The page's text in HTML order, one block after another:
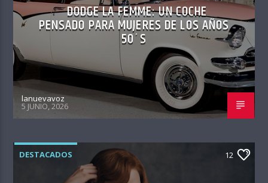
DODGE LA FEMME: UN COCHE
PENSADO PARA MUJERES DE LOS AÑOS
50´S
lanuevavoz
5 JUNIO, 2026
DESTACADOS 12